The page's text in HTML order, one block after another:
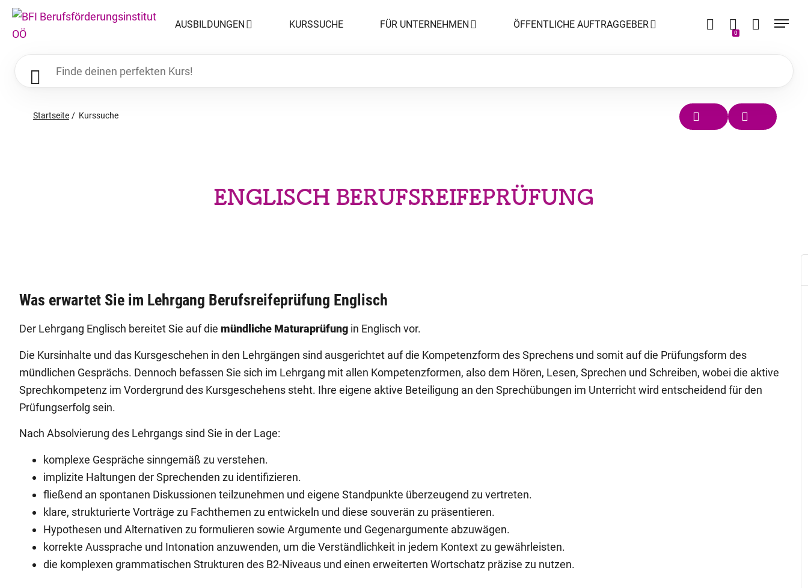
AUSBILDUNGEN KURSSUCHE FÜR UNTERNEHMEN ÖFFENTLICHE AUFTRAGGEBER
0
Startseite Kurssuche
ENGLISCH BERUFSREIFEPRÜFUNG
Was erwartet Sie im Lehrgang Berufsreifeprüfung Englisch
Der Lehrgang Englisch bereitet Sie auf die mündliche Maturaprüfung in Englisch vor.
Die Kursinhalte und das Kursgeschehen in den Lehrgängen sind ausgerichtet auf die Kompetenzform des Sprechens und somit auf die Prüfungsform des
mündlichen Gesprächs. Dennoch befassen Sie sich im Lehrgang mit allen Kompetenzformen, also dem Hören, Lesen, Sprechen und Schreiben, wobei die aktive
Sprechkompetenz im Vordergrund des Kursgeschehens steht. Ihre eigene aktive Beteiligung an den Sprechübungen im Unterricht wird entscheidend für den
Prüfungserfolg sein.
Nach Absolvierung des Lehrgangs sind Sie in der Lage:
komplexe Gespräche sinngemäß zu verstehen.
implizite Haltungen der Sprechenden zu identifizieren.
fließend an spontanen Diskussionen teilzunehmen und eigene Standpunkte überzeugend zu vertreten.
klare, strukturierte Vorträge zu Fachthemen zu entwickeln und diese souverän zu präsentieren.
Hypothesen und Alternativen zu formulieren sowie Argumente und Gegenargumente abzuwägen.
korrekte Aussprache und Intonation anzuwenden, um die Verständlichkeit in jedem Kontext zu gewährleisten.
die komplexen grammatischen Strukturen des B2-Niveaus und einen erweiterten Wortschatz präzise zu nutzen.